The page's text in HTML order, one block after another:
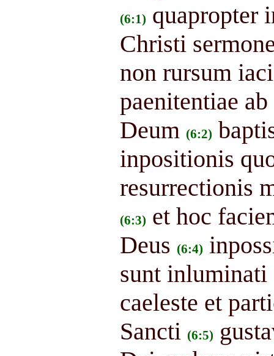
(6:1) quapropter
Christi
non rursum
paenitentiae
Deum (6:2)
inpositionis
resurrectionis
(6:3) et hoc
Deus (6:4)
sunt inluminati
caeleste et
Sancti (6:5)